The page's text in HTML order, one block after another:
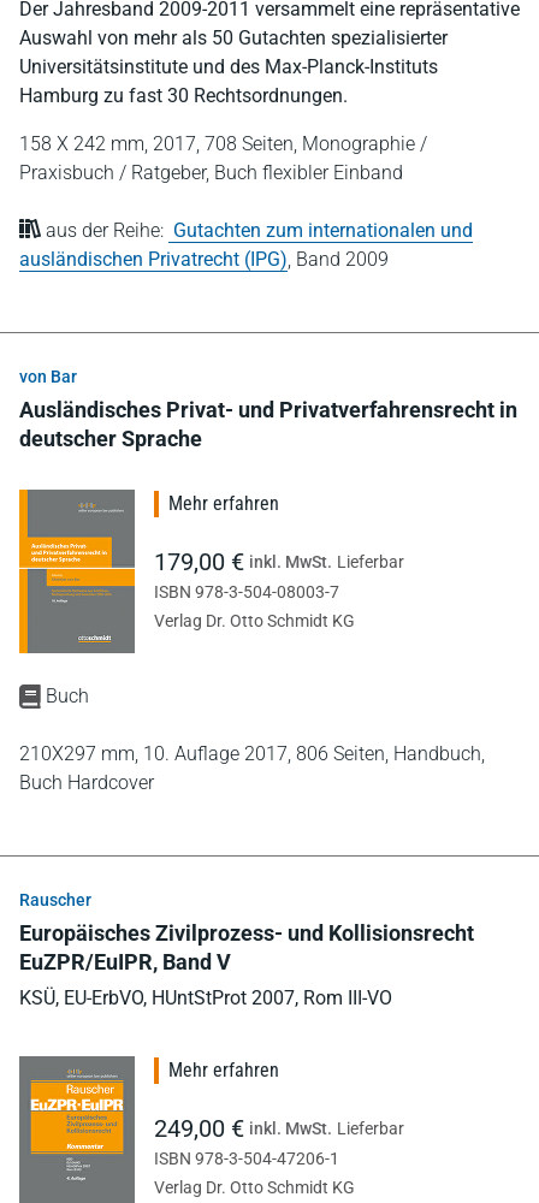
Der Jahresband 2009-2011 versammelt eine repräsentative
Auswahl von mehr als 50 Gutachten spezialisierter
Universitätsinstitute und des Max-Planck-Instituts
Hamburg zu fast 30 Rechtsordnungen.
158 X 242 mm, 2017, 708 Seiten, Monographie /
Praxisbuch / Ratgeber, Buch flexibler Einband
aus der Reihe: Gutachten zum internationalen und
ausländischen Privatrecht (IPG), Band 2009
von Bar
Ausländisches Privat- und Privatverfahrensrecht in
deutscher Sprache
Buch
210X297 mm, 10. Auflage 2017, 806 Seiten, Handbuch,
Buch Hardcover
Mehr erfahren
179,00 € inkl. MwSt. Lieferbar
ISBN 978-3-504-08003-7
Verlag Dr. Otto Schmidt KG
Rauscher
Europäisches Zivilprozess- und Kollisionsrecht
EuZPR/EuIPR, Band V
KSÜ, EU-ErbVO, HUntStProt 2007, Rom III-VO
Mehr erfahren
249,00 € inkl. MwSt. Lieferbar
ISBN 978-3-504-47206-1
Verlag Dr. Otto Schmidt KG